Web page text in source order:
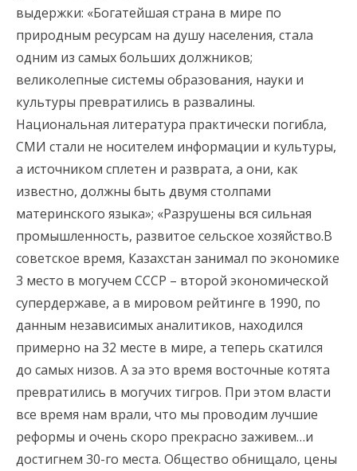
выдержки: «Богатейшая страна в мире по
природным ресурсам на душу населения, стала
одним из самых больших должников;
великолепные системы образования, науки и
культуры превратились в развалины.
Национальная литература практически погибла,
СМИ стали не носителем информации и культуры,
а источником сплетен и разврата, а они, как
известно, должны быть двумя столпами
материнского языка»; «Разрушены вся сильная
промышленность, развитое сельское хозяйство.В
советское время, Казахстан занимал по экономике
3 место в могучем СССР – второй экономической
супердержаве, а в мировом рейтинге в 1990, по
данным независимых аналитиков, находился
примерно на 32 месте в мире, а теперь скатился
до самых низов. А за это время восточные котята
превратились в могучих тигров. При этом власти
все время нам врали, что мы проводим лучшие
реформы и очень скоро прекрасно заживем…и
достигнем 30-го места. Общество обнищало, цены